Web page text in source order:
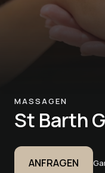
MASSAGEN
St Barth
ANFRAGEN